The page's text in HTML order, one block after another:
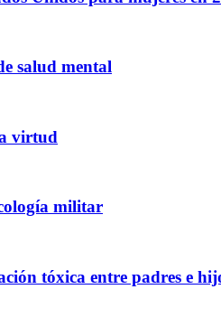
salud mental
virtud
militar
tóxica entre padres e